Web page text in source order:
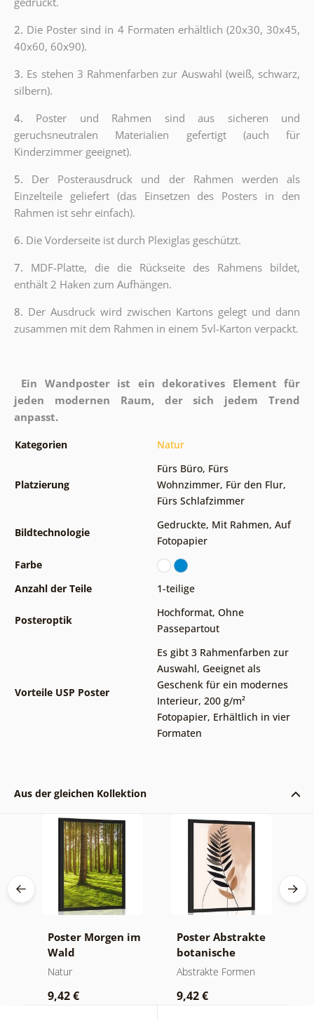
2. Die Poster sind in 4 Formaten erhältlich (20x30, 30x45,
40x60, 60x90).
3. Es stehen 3 Rahmenfarben zur Auswahl (weiß, schwarz,
silbern).
4. Poster und Rahmen sind aus sicheren und
geruchsneutralen Materialien gefertigt (auch für
Kinderzimmer geeignet).
5. Der Posterausdruck und der Rahmen werden als
Einzelteile geliefert (das Einsetzen des Posters in den
Rahmen ist sehr einfach).
6. Die Vorderseite ist durch Plexiglas geschützt.
7. MDF-Platte, die die Rückseite des Rahmens bildet,
enthält 2 Haken zum Aufhängen.
8. Der Ausdruck wird zwischen Kartons gelegt und dann
zusammen mit dem Rahmen in einem 5vl-Karton verpackt.
Ein Wandposter ist ein dekoratives Element für
jeden modernen Raum, der sich jedem Trend
anpasst.
Kategorien Natur
Platzierung
Fürs Büro, Fürs
Wohnzimmer, Für den Flur,
Fürs Schlafzimmer
Bildtechnologie
Gedruckte, Mit Rahmen, Auf
Fotopapier
Farbe
Anzahl der Teile
1-teilige
Posteroptik
Hochformat, Ohne
Passepartout
Vorteile USP Poster
Es gibt 3 Rahmenfarben zur
Auswahl, Geeignet als
Geschenk für ein modernes
Interieur, 200 g/m²
Fotopapier, Erhältlich in vier
Formaten
Aus der gleichen Kollektion
Poster Morgen im
Wald
Natur
9,42 €
Poster Abstrakte
botanische
Formen Farn
Abstrakte Formen
9,42 €